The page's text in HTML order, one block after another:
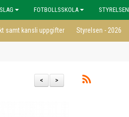
FOTBOLLSSKOLA STYRELSEN
samt kansli uppgifter Styrelsen - 2026
>
<